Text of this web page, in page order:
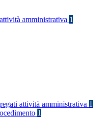
amministrativa 1
attività amministrativa 1
1